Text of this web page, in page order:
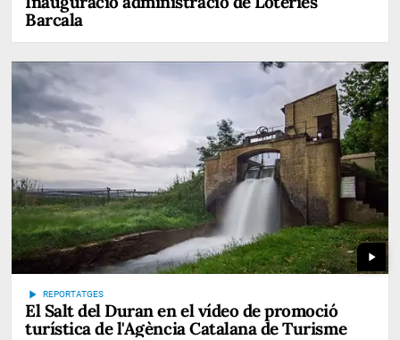
Barcala
play_arrow
play_arrow REPORTATGES
El Salt del Duran en el vídeo de promoció
turística de l'Agència Catalana de Turisme